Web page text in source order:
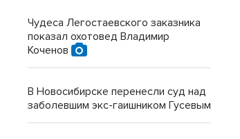
Чудеса Легостаевского заказника
показал охотовед Владимир
Коченов
В Новосибирске перенесли суд над
заболевшим экс-гаишником Гусевым